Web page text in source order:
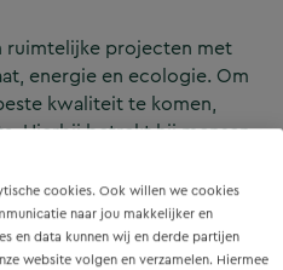
cookies. Ook willen we cookies
naar jou makkelijker en
en data kunnen wij en derde partijen
website volgen en verzamelen. Hiermee
ruimtelijke projecten met
energie en ecologie. Om
kwaliteit te komen,
Hierbij betrekt hij mensen
werkt nauw samen met
hij zich in om een
bereikbare en